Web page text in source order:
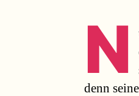
N
denn